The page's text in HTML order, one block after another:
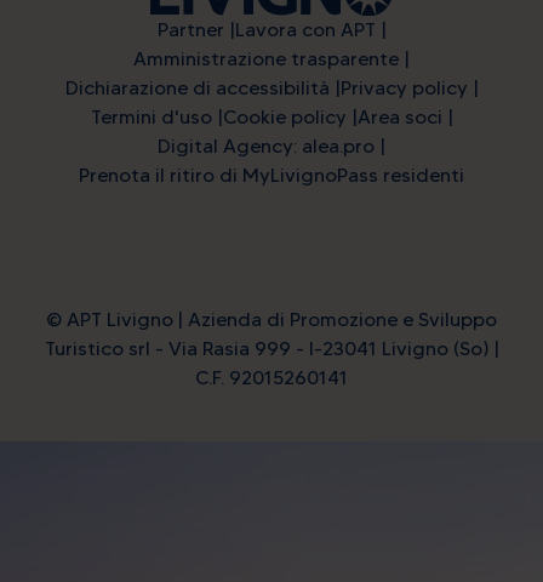
Partner Lavora con APT
Amministrazione trasparente
Dichiarazione di accessibilità Privacy policy
Termini d'uso Cookie policy Area soci
Digital Agency: alea.pro
Prenota il ritiro di MyLivignoPass residenti
© APT Livigno | Azienda di Promozione e Sviluppo
Turistico srl - Via Rasia 999 - I-23041 Livigno (So) |
C.F. 92015260141